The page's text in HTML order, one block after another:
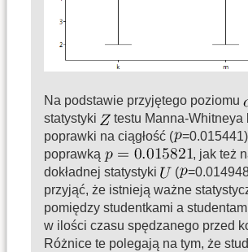
Na podstawie przyjętego poziomu
statystyki
testu Manna-Whitneya
poprawki na ciągłość (
poprawką
, jak też
dokładnej statystyki
(
przyjąć, że istnieją ważne
pomiędzy studentkami a
w ilości czasu spędzanego przed
Różnice te polegają na tym, że